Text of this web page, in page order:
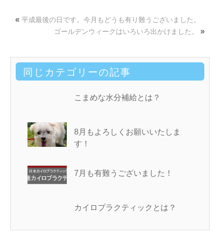
« 平成最後の日です。今月もどうも有り難うございました。
ゴールデンウィークはいろいろ出かけました。
»
同じカテゴリーの記事
こまめな水分補給とは？
8月もよろしくお願いいたしま
す！
7月も有難うございました！
カイロプラクティックとは？